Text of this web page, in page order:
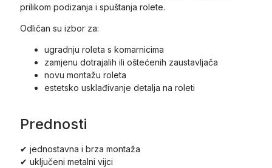
prilikom podizanja i spuštanja rolete.
Odličan su izbor za:
ugradnju roleta s komarnicima
zamjenu dotrajalih ili oštećenih zaustavljača
novu montažu roleta
estetsko usklađivanje detalja na roleti
Prednosti
✔ jednostavna i brza montaža
✔ uključeni metalni vijci